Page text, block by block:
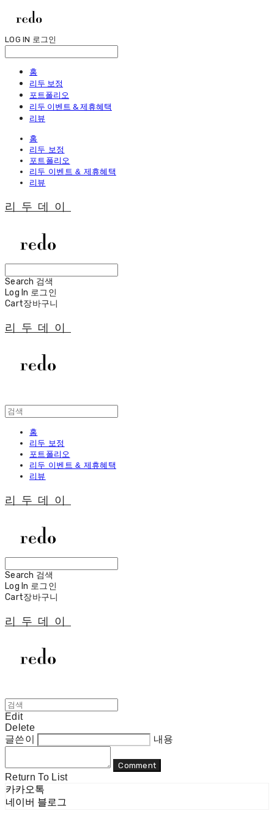
LOG IN 로그인
홈
리두 보정
포트폴리오
리두 이벤트 & 제휴혜택
리뷰
홈
리두 보정
포트폴리오
리두 이벤트 & 제휴혜택
리뷰
리두데이
Search 검색
Log In 로그인
Cart장바구니
리두데이
홈
리두 보정
포트폴리오
리두 이벤트 & 제휴혜택
리뷰
리두데이
Search 검색
Log In 로그인
Cart장바구니
리두데이
Edit
Delete
글쓴이
내용
Comment
Return To List
카카오톡
네이버 블로그